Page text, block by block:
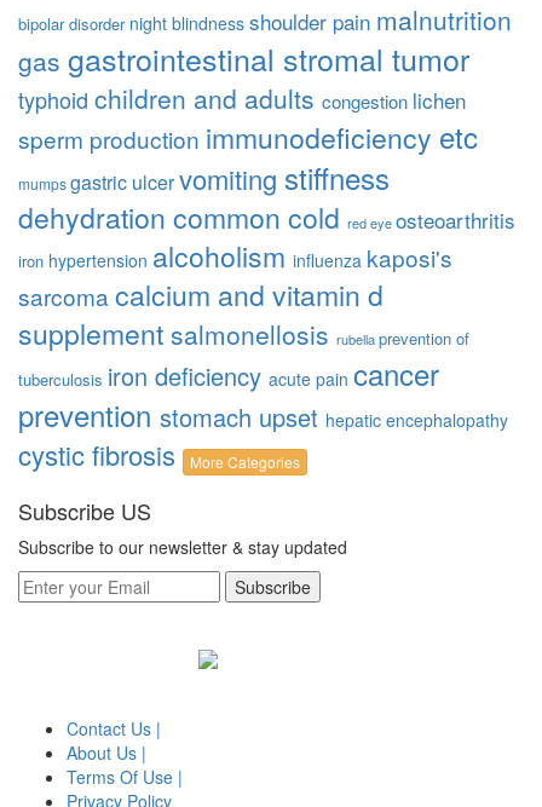
bipolar disorder night blindness shoulder pain malnutrition
gas gastrointestinal stromal tumor
typhoid children and adults congestion lichen
sperm production immunodeficiency etc
mumpsgastric ulcervomiting stiffness
dehydration common cold red eyeosteoarthritis
iron hypertension alcoholism influenza kaposi's
sarcoma calcium and vitamin d
supplement salmonellosis rubellaprevention of
tuberculosis iron deficiency acute pain cancer
prevention stomach upset hepatic encephalopathy
cystic fibrosis More Categories
Subscribe US
Subscribe to our newsletter & stay updated
Subscribe
Contact Us |
About Us |
Terms Of Use |
Privacy Policy